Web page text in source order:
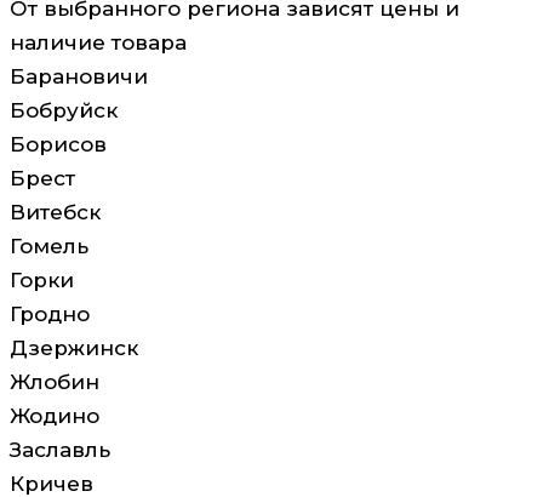
От выбранного региона зависят цены и
наличие товара
Барановичи
Бобруйск
Борисов
Брест
Витебск
Гомель
Горки
Гродно
Дзержинск
Жлобин
Жодино
Заславль
Кричев